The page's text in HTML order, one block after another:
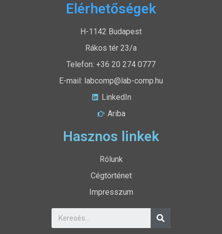
Elérhetőségek
H-1142 Budapest
Rákos tér 23/a
Telefon: +36 20 274 0777
E-mail: labcomp@lab-comp.hu
LinkedIn
Ariba
Hasznos linkek
Rólunk
Cégtörténet
Impresszum